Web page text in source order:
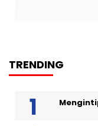
TRENDING